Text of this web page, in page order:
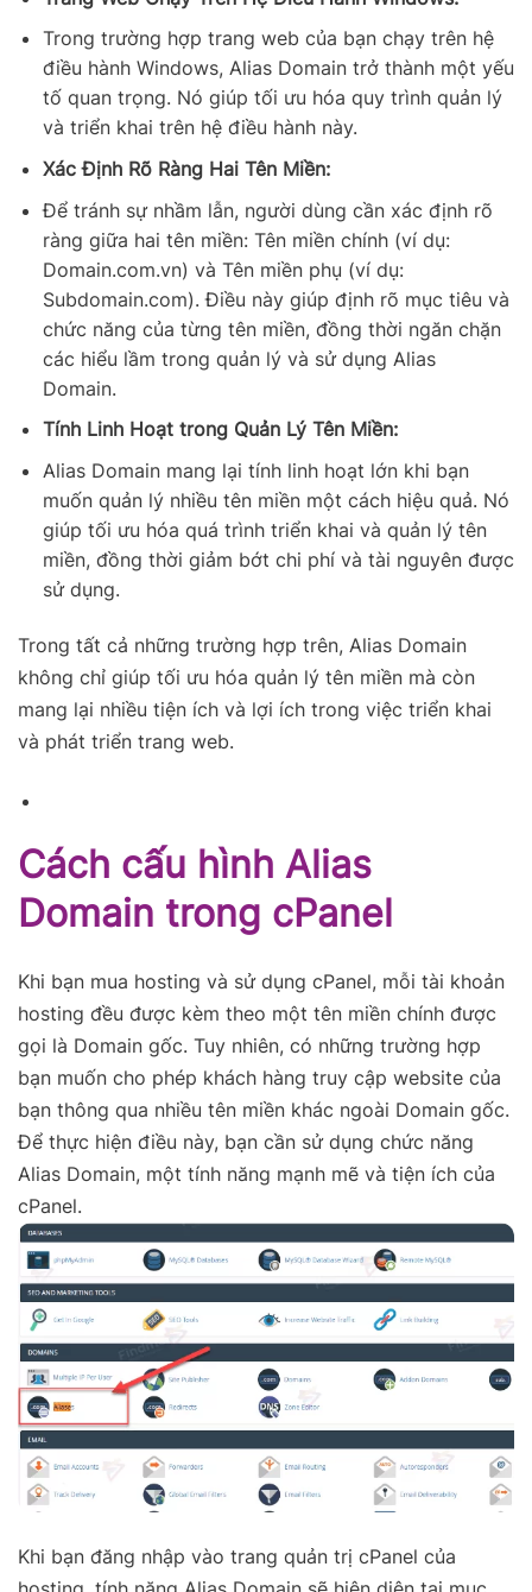
Trong trường hợp trang web của bạn chạy trên hệ
điều hành Windows, Alias Domain trở thành một yếu
tố quan trọng. Nó giúp tối ưu hóa quy trình quản lý
và triển khai trên hệ điều hành này.
Xác Định Rõ Ràng Hai Tên Miền:
Để tránh sự nhầm lẫn, người dùng cần xác định rõ
ràng giữa hai tên miền: Tên miền chính (ví dụ:
Domain.com.vn) và Tên miền phụ (ví dụ:
Subdomain.com). Điều này giúp định rõ mục tiêu và
chức năng của từng tên miền, đồng thời ngăn chặn
các hiểu lầm trong quản lý và sử dụng Alias
Domain.
Tính Linh Hoạt trong Quản Lý Tên Miền:
Alias Domain mang lại tính linh hoạt lớn khi bạn
muốn quản lý nhiều tên miền một cách hiệu quả. Nó
giúp tối ưu hóa quá trình triển khai và quản lý tên
miền, đồng thời giảm bớt chi phí và tài nguyên được
sử dụng.
Trong tất cả những trường hợp trên, Alias Domain
không chỉ giúp tối ưu hóa quản lý tên miền mà còn
mang lại nhiều tiện ích và lợi ích trong việc triển khai
và phát triển trang web.
Cách cấu hình Alias
Domain trong cPanel
Khi bạn mua hosting và sử dụng cPanel, mỗi tài khoản
hosting đều được kèm theo một tên miền chính được
gọi là Domain gốc. Tuy nhiên, có những trường hợp
bạn muốn cho phép khách hàng truy cập website của
bạn thông qua nhiều tên miền khác ngoài Domain gốc.
Để thực hiện điều này, bạn cần sử dụng chức năng
Alias Domain, một tính năng mạnh mẽ và tiện ích của
cPanel.
Khi bạn đăng nhập vào trang quản trị cPanel của